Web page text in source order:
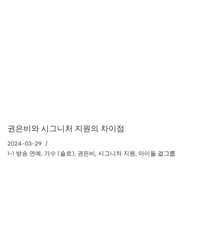
권은비와 시그니처 지원의 차이점
2024-03-29
1-1 방송 연예, 가수 (솔로), 권은비, 시그니처 지원, 아이돌 걸그룹